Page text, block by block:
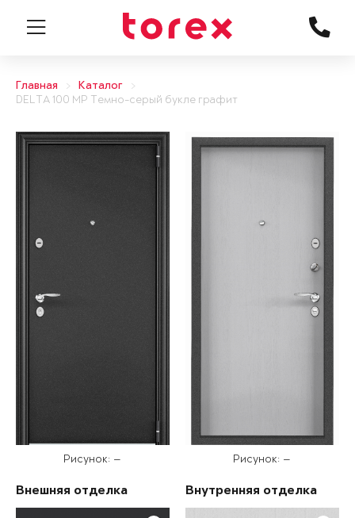
Главная
Каталог
DELTA 100 MP Темно-серый букле графит
Рисунок: —
Внешняя отделка
Рисунок: —
Внутренняя отделка